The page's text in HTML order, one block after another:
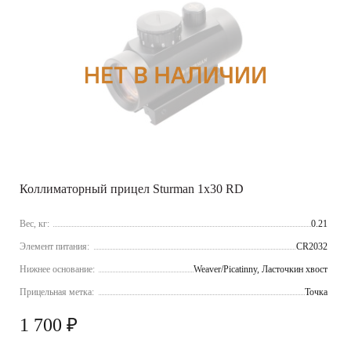
Коллиматорный прицел Sturman 1x30 RD
Вес, кг: 0.21
Элемент питания: CR2032
Нижнее основание: Weaver/Picatinny, Ласточкин хвост
Прицельная метка: Точка
1 700 ₽